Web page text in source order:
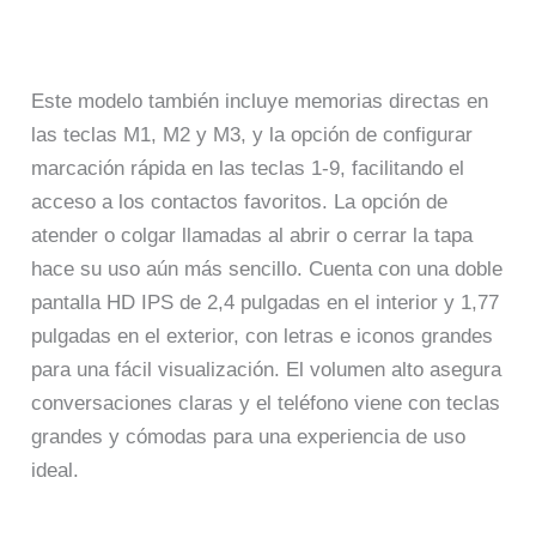
Este modelo también incluye memorias directas en
las teclas M1, M2 y M3, y la opción de configurar
marcación rápida en las teclas 1-9, facilitando el
acceso a los contactos favoritos. La opción de
atender o colgar llamadas al abrir o cerrar la tapa
hace su uso aún más sencillo. Cuenta con una doble
pantalla HD IPS de 2,4 pulgadas en el interior y 1,77
pulgadas en el exterior, con letras e iconos grandes
para una fácil visualización. El volumen alto asegura
conversaciones claras y el teléfono viene con teclas
grandes y cómodas para una experiencia de uso
ideal.